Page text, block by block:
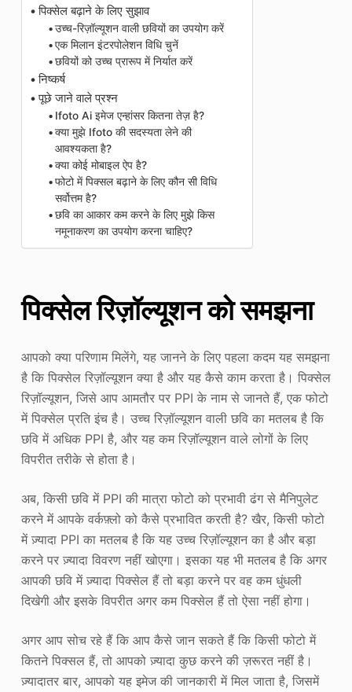
पिक्सेल बढ़ाने के लिए सुझाव
उच्च-रिज़ॉल्यूशन वाली छवियों का उपयोग करें
एक मिलान इंटरपोलेशन विधि चुनें
छवियों को उच्च प्रारूप में निर्यात करें
निष्कर्ष
पूछे जाने वाले प्रश्न
Ifoto Ai इमेज एन्हांसर कितना तेज़ है?
क्या मुझे Ifoto की सदस्यता लेने की
आवश्यकता है?
क्या कोई मोबाइल ऐप है?
फोटो में पिक्सल बढ़ाने के लिए कौन सी विधि
सर्वोत्तम है?
छवि का आकार कम करने के लिए मुझे किस
नमूनाकरण का उपयोग करना चाहिए?
पिक्सेल रिज़ॉल्यूशन को समझना
आपको क्या परिणाम मिलेंगे, यह जानने के लिए पहला कदम यह समझना
है कि पिक्सेल रिज़ॉल्यूशन क्या है और यह कैसे काम करता है। पिक्सेल
रिज़ॉल्यूशन, जिसे आप आमतौर पर PPI के नाम से जानते हैं, एक फोटो
में पिक्सेल प्रति इंच है। उच्च रिज़ॉल्यूशन वाली छवि का मतलब है कि
छवि में अधिक PPI है, और यह कम रिज़ॉल्यूशन वाले लोगों के लिए
विपरीत तरीके से होता है।
अब, किसी छवि में PPI की मात्रा फोटो को प्रभावी ढंग से मैनिपुलेट
करने में आपके वर्कफ़्लो को कैसे प्रभावित करती है? खैर, किसी फोटो
में ज़्यादा PPI का मतलब है कि यह उच्च रिज़ॉल्यूशन का है और बड़ा
करने पर ज़्यादा विवरण नहीं खोएगा। इसका यह भी मतलब है कि अगर
आपकी छवि में ज़्यादा पिक्सेल हैं तो बड़ा करने पर वह कम धुंधली
दिखेगी और इसके विपरीत अगर कम पिक्सेल हैं तो ऐसा नहीं होगा।
अगर आप सोच रहे हैं कि आप कैसे जान सकते हैं कि किसी फोटो में
कितने पिक्सल हैं, तो आपको ज़्यादा कुछ करने की ज़रूरत नहीं है।
ज़्यादातर बार, आपको यह इमेज की जानकारी में मिल जाता है, जिसमें